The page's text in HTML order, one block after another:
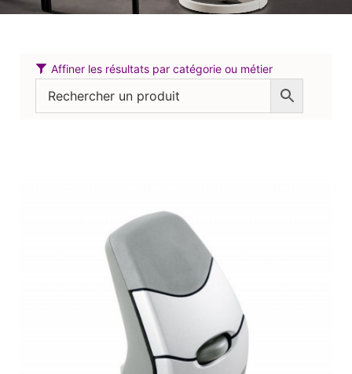
Affiner les résultats par catégorie ou métier